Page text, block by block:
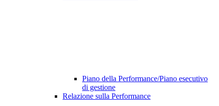
Piano della Performance/Piano esecutivo
di gestione
Relazione sulla Performance